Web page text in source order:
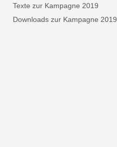
Texte zur Kampagne 2019
Downloads zur Kampagne 2019